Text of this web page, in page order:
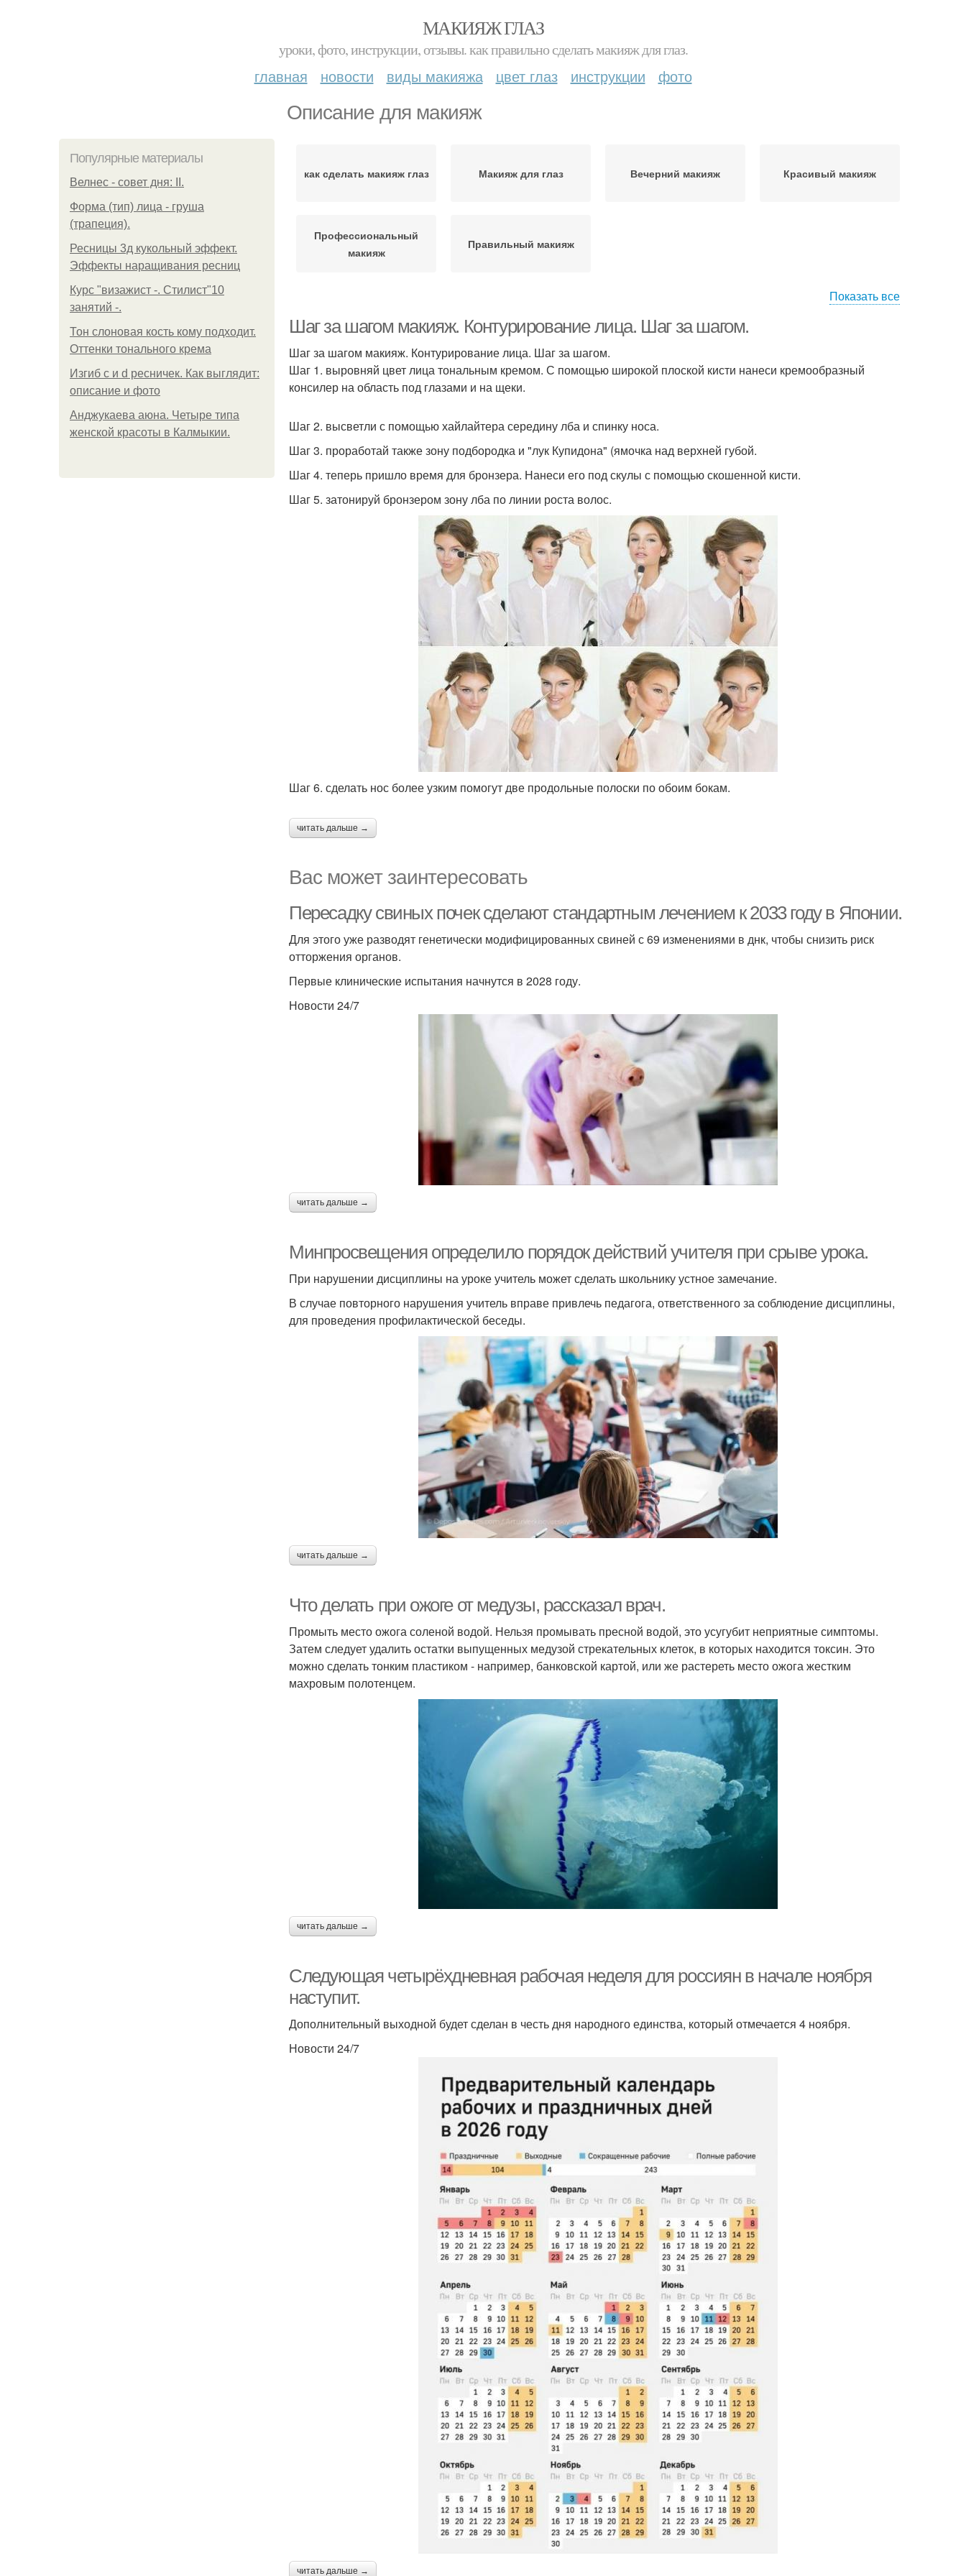
МАКИЯЖ ГЛАЗ
уроки, фото, инструкции, отзывы. как правильно сделать макияж для глаз.
главная новости виды макияжа цвет глаз инструкции фото
Описание для макияж
Популярные материалы
Велнес - совет дня: II.
Форма (тип) лица - груша
(трапеция).
Ресницы 3д кукольный эффект.
Эффекты наращивания ресниц
Курс "визажист -. Стилист"10
занятий -.
Тон слоновая кость кому подходит.
Оттенки тонального крема
Изгиб c и d ресничек. Как выглядит:
описание и фото
Анджукаева аюна. Четыре типа
женской красоты в Калмыкии.
как сделать макияж глаз Макияж для глаз Вечерний макияж Красивый макияж
Профессиональный
макияж
Правильный макияж
Показать все
Шаг за шагом макияж. Контурирование лица. Шаг за шагом.
Шаг за шагом макияж. Контурирование лица. Шаг за шагом.
Шаг 1. выровняй цвет лица тональным кремом. С помощью широкой плоской кисти нанеси кремообразный
консилер на область под глазами и на щеки.
Шаг 2. высветли с помощью хайлайтера середину лба и спинку носа.
Шаг 3. проработай также зону подбородка и "лук Купидона" (ямочка над верхней губой.
Шаг 4. теперь пришло время для бронзера. Нанеси его под скулы с помощью скошенной кисти.
Шаг 5. затонируй бронзером зону лба по линии роста волос.
Шаг 6. сделать нос более узким помогут две продольные полоски по обоим бокам.
читать дальше →
Вас может заинтересовать
Пересадку свиных почек сделают стандартным лечением к 2033 году в Японии.
Для этого уже разводят генетически модифицированных свиней с 69 изменениями в днк, чтобы снизить риск
отторжения органов.
Первые клинические испытания начнутся в 2028 году.
Новости 24/7
читать дальше →
Минпросвещения определило порядок действий учителя при срыве урока.
При нарушении дисциплины на уроке учитель может сделать школьнику устное замечание.
В случае повторного нарушения учитель вправе привлечь педагога, ответственного за соблюдение дисциплины,
для проведения профилактической беседы.
читать дальше →
Что делать при ожоге от медузы, рассказал врач.
Промыть место ожога соленой водой. Нельзя промывать пресной водой, это усугубит неприятные симптомы.
Затем следует удалить остатки выпущенных медузой стрекательных клеток, в которых находится токсин. Это
можно сделать тонким пластиком - например, банковской картой, или же растереть место ожога жестким
махровым полотенцем.
читать дальше →
Следующая четырёхдневная рабочая неделя для россиян в начале ноября
наступит.
Дополнительный выходной будет сделан в честь дня народного единства, который отмечается 4 ноября.
Новости 24/7
читать дальше →